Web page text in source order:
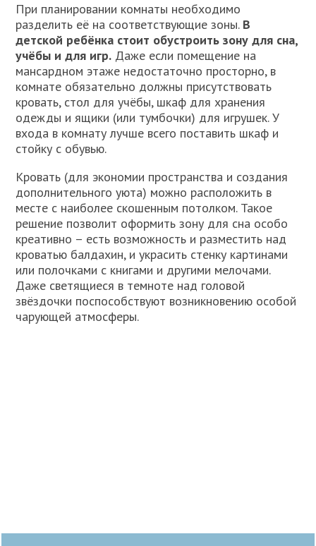
При планировании комнаты необходимо
разделить её на соответствующие зоны. В
детской ребёнка стоит обустроить зону для сна,
учёбы и для игр. Даже если помещение на
мансардном этаже недостаточно просторно, в
комнате обязательно должны присутствовать
кровать, стол для учёбы, шкаф для хранения
одежды и ящики (или тумбочки) для игрушек. У
входа в комнату лучше всего поставить шкаф и
стойку с обувью.
Кровать (для экономии пространства и создания
дополнительного уюта) можно расположить в
месте с наиболее скошенным потолком. Такое
решение позволит оформить зону для сна особо
креативно – есть возможность и разместить над
кроватью балдахин, и украсить стенку картинами
или полочками с книгами и другими мелочами.
Даже светящиеся в темноте над головой
звёздочки поспособствуют возникновению особой
чарующей атмосферы.